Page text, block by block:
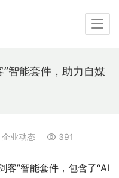
智能套件，助力自媒
企业动态 391
客”智能套件，包含了“AI